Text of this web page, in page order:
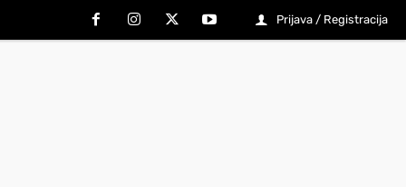
Prijava / Registracija